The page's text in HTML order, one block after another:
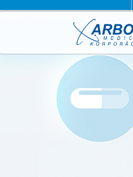
PAR MUMS
PRIVĀTUMA POLITIKA